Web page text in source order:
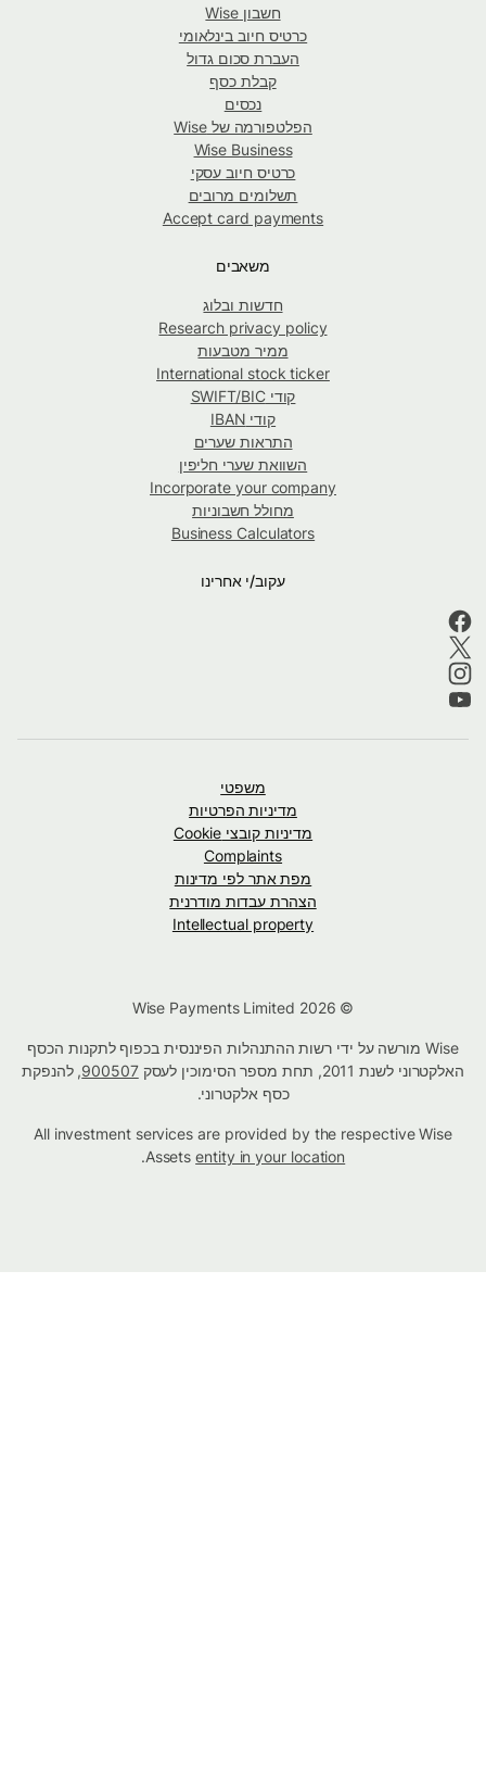
חשבון Wise
כרטיס חיוב בינלאומי
העברת סכום גדול
קבלת כסף
נכסים
הפלטפורמה של Wise
Wise Business
כרטיס חיוב עסקי
תשלומים מרובים
Accept card payments
משאבים
חדשות ובלוג
Research privacy policy
ממיר מטבעות
International stock ticker
קודי SWIFT/BIC
קודי IBAN
התראות שערים
השוואת שערי חליפין
Incorporate your company
מחולל חשבוניות
Business Calculators
עקוב/י אחרינו
משפטי
מדיניות הפרטיות
מדיניות קובצי Cookie
Complaints
מפת אתר לפי מדינות
הצהרת עבדות מודרנית
Intellectual property
Wise מורשה על ידי רשות ההתנהלות הפיננסית בכפוף לתקנות הכסף
האלקטרוני לשנת 2011, תחת מספר הסימוכין לעסק
900507, להנפקת
כסף אלקטרוני.
All investment services are provided by the respective Wise
Assetsentity in your location
.